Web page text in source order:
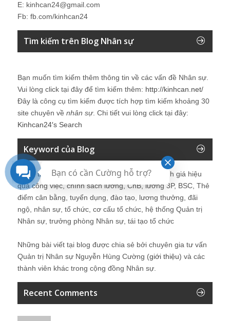
E: kinhcan24@gmail.com
Fb: fb.com/kinhcan24
Tìm kiếm trên Blog Nhân sự
Bạn muốn tìm kiếm thêm thông tin về các vấn đề Nhân sự
Vui lòng click tại đây để tìm kiếm thêm: http://kinhcan.net/
Đây là công cụ tìm kiếm được tích hợp tìm kiếm khoảng 30
site chuyên về nhân sự. Chi tiết vui lòng click tại đây:
Kinhcan24′s Search
Keyword của Blog
Quản trị nhân sự, Human Resources, KPI, Đánh giá hiệu
quả công việc, chính sách lương, CnB, lương 3P, BSC, Thẻ
điểm cân bằng, tuyển dụng, đào tạo, lương thưởng, đãi
ngộ, nhân sự, tổ chức, cơ cấu tổ chức, hệ thống Quản trị
Nhân sự, trưởng phòng Nhân sự, tái tạo tổ chức
Những bài viết tại blog được chia sẻ bởi chuyên gia tư vấn
Quản trị Nhân sự Nguyễn Hùng Cường (giới thiệu) và các
thành viên khác trong cộng đồng Nhân sự.
Recent Comments
Bạn có cần Cường hỗ trợ?